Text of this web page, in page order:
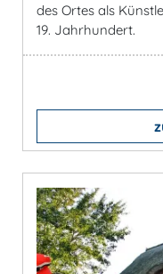
des Ortes als
19. Jahrhundert.